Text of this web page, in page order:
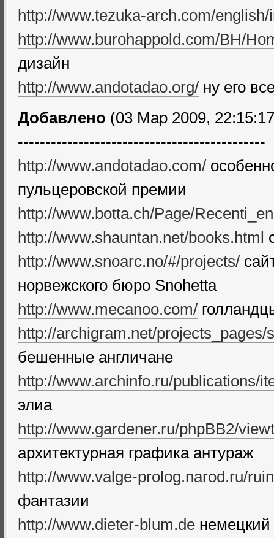
http://www.tezuka-arch.com/
http://www.burohappold.com/BH/
дизайн
http://www.andotadao.org/ ну его
Добавлено (03 Мар 2009,
---------------------------------------------
http://www.andotadao.com/
пульцеровской премии
http://www.botta.ch/Page/
http://www.shauntan.net/books.html
http://www.snoarc.no/#/projects/
норвежского бюро Snohetta
http://www.mecanoo.com/
http://archigram.net/projects_pages/
бешенные англичане
http://www.archinfo.ru/publications/
элиа
http://www.gardener.ru/phpBB2/
архитектурная графика антураж
http://www.valge-prolog.narod.ru/
фантазии
http://www.dieter-blum.de